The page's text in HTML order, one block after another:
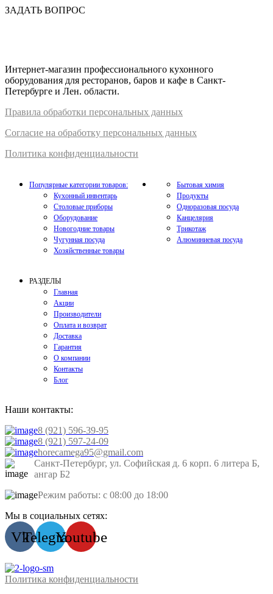
ЗАДАТЬ ВОПРОС
Интернет-магазин профессионального кухонного
оборудования для ресторанов, баров и кафе в Санкт-
Петербурге и Лен. области.
Правила обработки персональных данных
Согласие на обработку персональных данных
Политика конфиденциальности
Популярные категории товаров:
Кухонный инвентарь
Столовые приборы
Оборудование
Новогодние товары
Чугунная посуда
Хозяйственные товары
Бытовая химия
Продукты
Одноразовая посуда
Канцелярия
Трикотаж
Алюминиевая посуда
РАЗДЕЛЫ
Главная
Акции
Производители
Оплата и возврат
Доставка
Гарантия
О компании
Контакты
Блог
Наши контакты:
8 (921) 596-39-95
8 (921) 597-24-09
horecamega95@gmail.com
Санкт-Петербург, ул. Софийская д. 6 корп. 6 литера Б,
ангар Б2
Режим работы: с 08:00 до 18:00
Мы в социальных сетях:
VkTelegramYoutube
Политика конфиденциальности